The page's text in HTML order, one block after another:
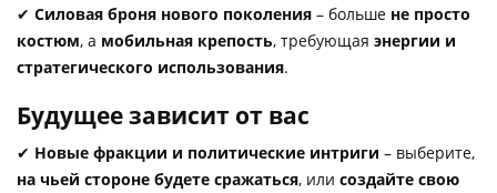
✔ Силовая броня нового поколения – больше не просто
костюм, а мобильная крепость, требующая энергии и
стратегического использования.
Будущее зависит от вас
✔ Новые фракции и политические интриги – выберите,
на чьей стороне будете сражаться, или создайте свою